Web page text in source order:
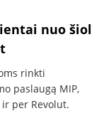
nuo šiol
rinkti
paslaugą MIP,
per Revolut.